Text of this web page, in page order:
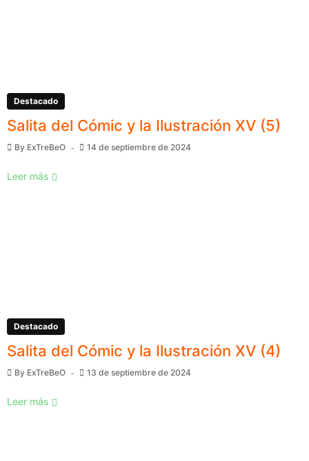
Destacado
Salita del Cómic y la Ilustración XV (5)
By ExTreBeO 14 de septiembre de 2024
Leer más
Destacado
Salita del Cómic y la Ilustración XV (4)
By ExTreBeO 13 de septiembre de 2024
Leer más